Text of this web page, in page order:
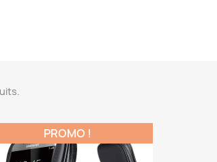
PROMO !